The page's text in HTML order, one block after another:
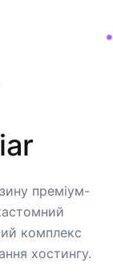
iar
преміум-
комплекс
хостингу.